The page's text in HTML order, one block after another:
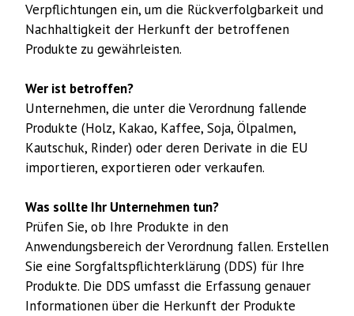
Verpflichtungen ein, um die Rückverfolgbarkeit und
Nachhaltigkeit der Herkunft der betroffenen
Produkte zu gewährleisten.
Wer ist betroffen?
Unternehmen, die unter die Verordnung fallende
Produkte (Holz, Kakao, Kaffee, Soja, Ölpalmen,
Kautschuk, Rinder) oder deren Derivate in die EU
importieren, exportieren oder verkaufen.
Was sollte Ihr Unternehmen tun?
Prüfen Sie, ob Ihre Produkte in den
Anwendungsbereich der Verordnung fallen. Erstellen
Sie eine Sorgfaltspflichterklärung (DDS) für Ihre
Produkte. Die DDS umfasst die Erfassung genauer
Informationen über die Herkunft der Produkte